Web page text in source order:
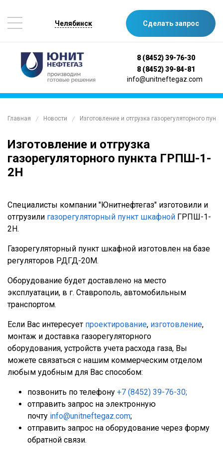
8 (8452) 39-76-30
8 (8452) 39-84-81
info@unitneftegaz.com
Челябинск Сделать запрос
Главная / Новости / Изготовление и отгрузка газорегуляторного
Изготовление и отгрузка
газорегуляторного пункта ГРПШ-1-
2Н
Специалисты компании "Юнитнефтегаз" изготовили и
отгрузили газорегуляторный пункт шкафной ГРПШ-1-
2Н.
Газорегуляторный пункт шкафной изготовлен на базе
регуляторов РДГД-20М.
Оборудование будет доставлено на место
эксплуатации, в г. Ставрополь, автомобильным
транспортом.
Если Вас интересует проектирование, изготовление,
монтаж и доставка газорегуляторного
оборудования, устройств учета расхода газа, Вы
можете связаться с нашим коммерческим отделом
любым удобным для Вас способом:
позвонить по телефону +7 (8452) 39-76-30;
отправить запрос на электронную
почту info@unitneftegaz.com;
отправить запрос на оборудование через форму
обратной связи.